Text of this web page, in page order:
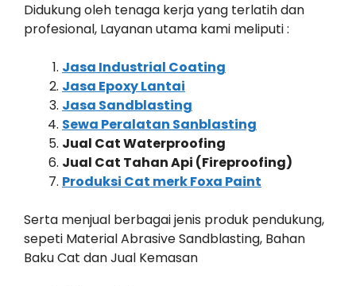
Didukung oleh tenaga kerja yang terlatih dan
profesional, Layanan utama kami meliputi :
Jasa Industrial Coating
Jasa Epoxy Lantai
Jasa Sandblasting
Sewa Peralatan Sanblasting
Jual Cat Waterproofing
Jual Cat Tahan Api (Fireproofing)
Produksi Cat merk Foxa Paint
Serta menjual berbagai jenis produk pendukung,
sepeti Material Abrasive Sandblasting, Bahan
Baku Cat dan Jual Kemasan